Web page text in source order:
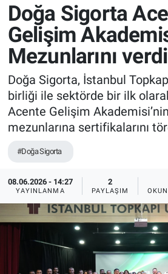
Doğa Sigorta
Gelişim
Mezunlarını verdi
Doğa Sigorta, İstanbul
birliği ile sektörde bir ilk
Acente Gelişim
mezunlarına sertifikalarını
#Doğa Sigorta
08.06.2026 - 14:27
YAYINLANMA
2
PAYLAŞIM
Sporun Sigortası
Ekonomi